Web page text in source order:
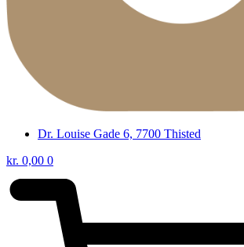
Dr. Louise Gade 6, 7700 Thisted
kr. 0,00 0